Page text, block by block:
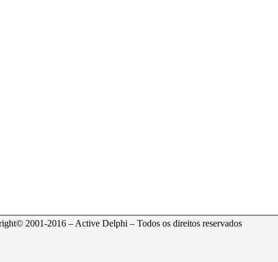
2001-2016 – Active Delphi – Todos os direitos reservados